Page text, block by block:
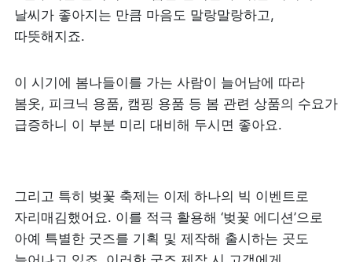
날씨가 좋아지는 만큼 마음도 말랑말랑하고,
따뜻해지죠.
이 시기에 봄나들이를 가는 사람이 늘어남에 따라
봄옷, 피크닉 용품, 캠핑 용품 등 봄 관련 상품의 수요가
급증하니 이 부분 미리 대비해 두시면 좋아요.
그리고 특히 벚꽃 축제는 이제 하나의 빅 이벤트로
자리매김했어요. 이를 적극 활용해 ‘벚꽃 에디션’으로
아예 특별한 굿즈를 기획 및 제작해 출시하는 곳도